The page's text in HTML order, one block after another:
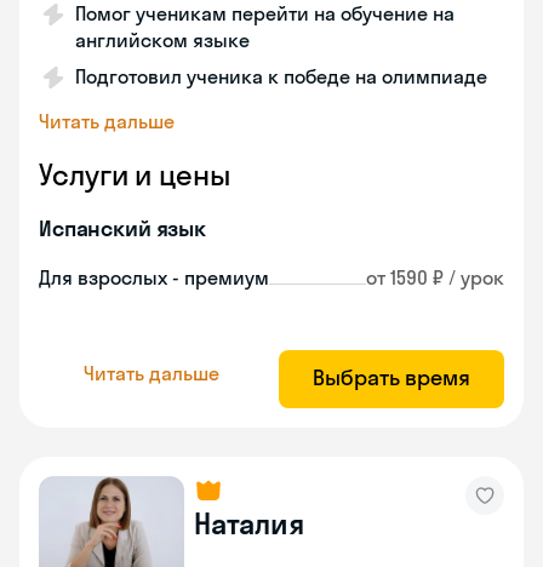
Помог ученикам перейти на обучение на
английском языке
Подготовил ученика к победе на олимпиаде
Читать дальше
Услуги и цены
Испанский язык
Для взрослых - премиум от 1590 ₽ / урок
Читать дальше Выбрать время
Наталия